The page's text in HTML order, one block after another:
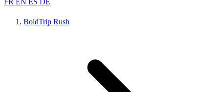
FR EN ES DE
BoldTrip Rush